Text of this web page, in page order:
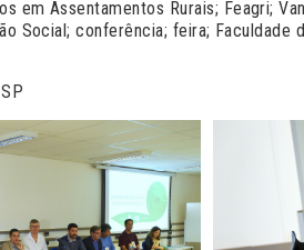
em Assentamentos Rurais; Feagri;
Social; conferência; feira; Faculdade